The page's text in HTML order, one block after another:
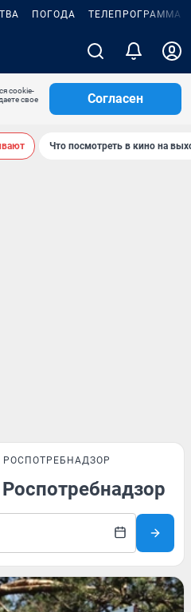
ПОГОДА ТЕЛЕПРОГРАММА
cookie-
свое
Согласен
Что посмотреть в кино на
РОСПОТРЕБНАДЗОР